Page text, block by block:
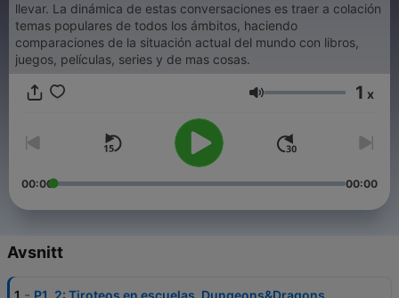
llevar. La dinámica de estas conversaciones es traer a colación
temas populares de todos los ámbitos, haciendo
comparaciones de la situación actual del mundo con libros,
juegos, películas, series y de mas cosas.
Volym 1 x
00:00 00:00
Avsnitt